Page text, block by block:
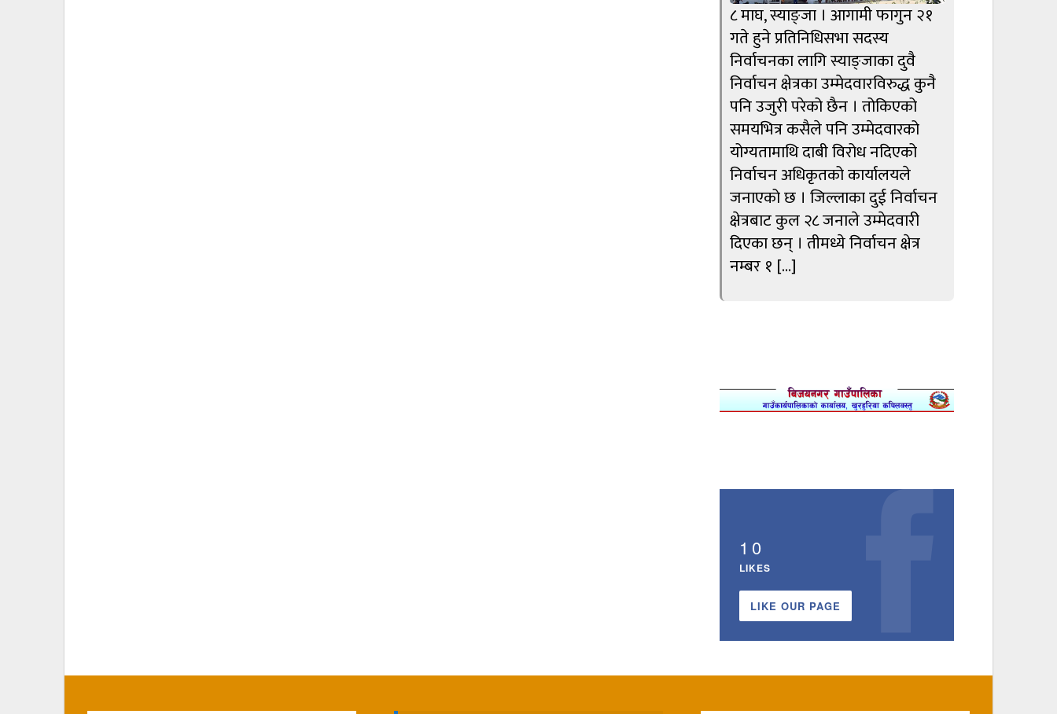
८ माघ, स्याङ्जा । आगामी फागुन २१
गते हुने प्रतिनिधिसभा सदस्य
निर्वाचनका लागि स्याङ्जाका दुवै
निर्वाचन क्षेत्रका उम्मेदवारविरुद्ध कुनै
पनि उजुरी परेको छैन । तोकिएको
समयभित्र कसैले पनि उम्मेदवारको
योग्यतामाथि दाबी विरोध नदिएको
निर्वाचन अधिकृतको कार्यालयले
जनाएको छ । जिल्लाका दुई निर्वाचन
क्षेत्रबाट कुल २८ जनाले उम्मेदवारी
दिएका छन् । तीमध्ये निर्वाचन क्षेत्र
नम्बर १ […]
10
LIKES
LIKE OUR PAGE